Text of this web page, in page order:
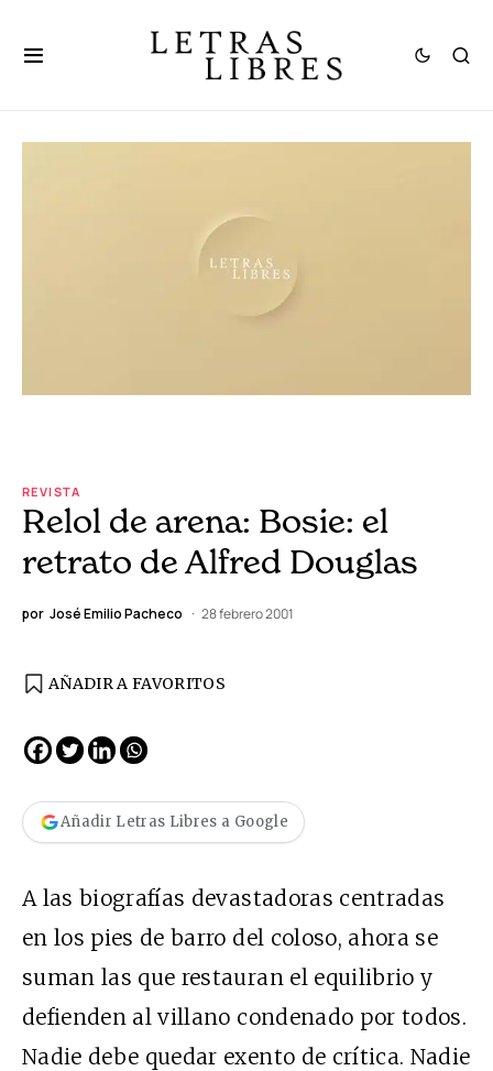
REVISTA
Relol de arena: Bosie: el
retrato de Alfred Douglas
por José Emilio Pacheco 28 febrero 2001
AÑADIR A FAVORITOS
Añadir Letras Libres a Google
A las biografías devastadoras centradas
en los pies de barro del coloso, ahora se
suman las que restauran el equilibrio y
defienden al villano condenado por todos.
Nadie debe quedar exento de crítica. Nadie